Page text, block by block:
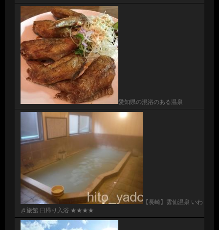
愛知県の混浴のある温泉
【長崎】雲仙温泉 いわ
き旅館 日帰り入浴 ★★★★